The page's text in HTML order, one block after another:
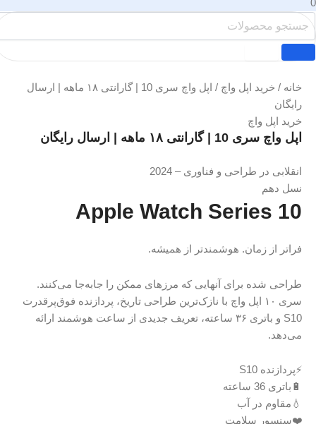
/ اپل واچ سری 10 | گارانتی ۱۸ ماهه | ارسال
فناوری – 2024
Apple Watch
از همیشه.
آنهایی که مرزهای ممکن را جابه‌جا می‌کنند.
واچ با نازک‌ترین طراحی تاریخ، پردازنده فوق‌پرقدرت
S10 و باتری ۳۶ ساعته، تعریف جدیدی از ساعت هوشمند ارائه